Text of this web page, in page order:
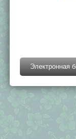
Электронная